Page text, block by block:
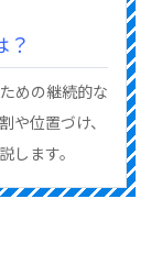
？
めの継続的な
や位置づけ、
します。